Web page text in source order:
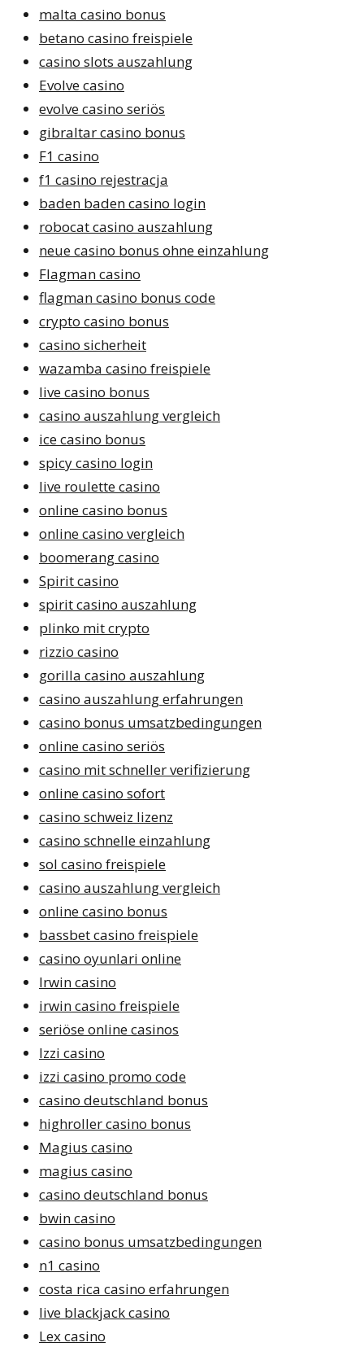
malta casino bonus
betano casino freispiele
casino slots auszahlung
Evolve casino
evolve casino seriös
gibraltar casino bonus
F1 casino
f1 casino rejestracja
baden baden casino login
robocat casino auszahlung
neue casino bonus ohne einzahlung
Flagman casino
flagman casino bonus code
crypto casino bonus
casino sicherheit
wazamba casino freispiele
live casino bonus
casino auszahlung vergleich
ice casino bonus
spicy casino login
live roulette casino
online casino bonus
online casino vergleich
boomerang casino
Spirit casino
spirit casino auszahlung
plinko mit crypto
rizzio casino
gorilla casino auszahlung
casino auszahlung erfahrungen
casino bonus umsatzbedingungen
online casino seriös
casino mit schneller verifizierung
online casino sofort
casino schweiz lizenz
casino schnelle einzahlung
sol casino freispiele
casino auszahlung vergleich
online casino bonus
bassbet casino freispiele
casino oyunlari online
Irwin casino
irwin casino freispiele
seriöse online casinos
Izzi casino
izzi casino promo code
casino deutschland bonus
highroller casino bonus
Magius casino
magius casino
casino deutschland bonus
bwin casino
casino bonus umsatzbedingungen
n1 casino
costa rica casino erfahrungen
live blackjack casino
Lex casino